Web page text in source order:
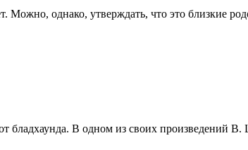
однако, утверждать, что это близкие
В одном из своих произведений